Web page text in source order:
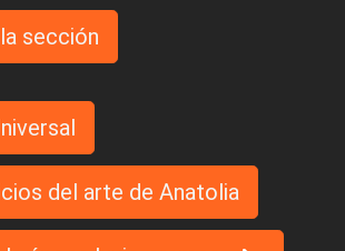
sección
del arte de Anatolia